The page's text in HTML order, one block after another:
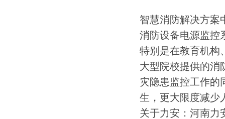
智慧消防解决方案
消防设备电源监控
特别是在教育机构
大型院校提供的消
灾隐患监控工作的
生，更大限度减少
关于力安：河南力